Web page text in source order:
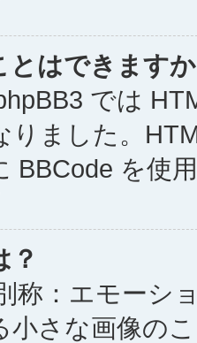
とはできます
では
りました。
BBCode を使
？
称：エモーシ
小さな画像の